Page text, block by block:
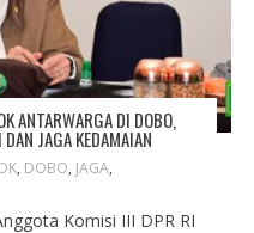
ANTARWARGA DI DOBO,
JAGA KEDAMAIAN
, DOBO, JAGA,
Komisi III DPR RI